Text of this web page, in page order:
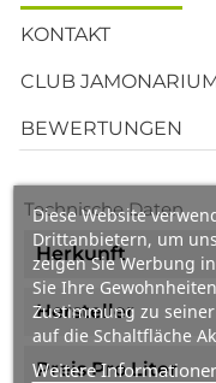
Diese Website
Drittanbietern, um
zeigen Sie Werbung
Sie Ihre
Zustimmung zu
auf die Schaltfläche
Weitere
KONTAKT
CLUB
BEWERTUNGEN
Technische Daten
Herkunft
Hersteller
Preis Pro Liter